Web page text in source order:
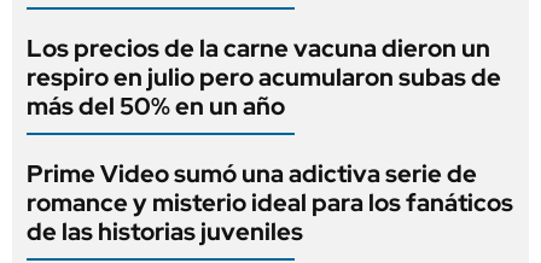
Los precios de la carne vacuna dieron un
respiro en julio pero acumularon subas de
más del 50% en un año
Prime Video sumó una adictiva serie de
romance y misterio ideal para los fanáticos
de las historias juveniles